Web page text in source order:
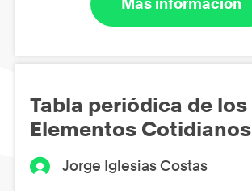
Más información
Tabla periódica de los
Elementos Cotidianos
Jorge Iglesias Costas